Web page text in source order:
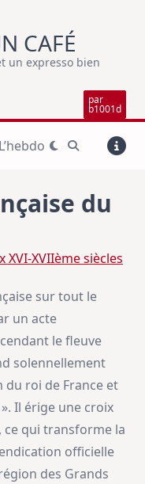
CAFÉ
un expresso bien
par
b1001d
L’hebdo
du
XVIIème siècles
sur tout le
un acte
le fleuve
solennellement
roi de France et
Il érige une croix
ce qui transforme la
officielle
des Grands